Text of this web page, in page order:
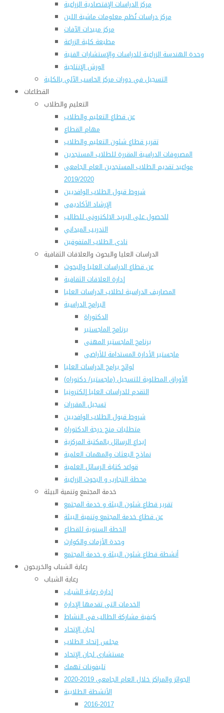
مركز الدراسات الإقتصادية الزراعية
مركز دراسات نُظم معلومات ماشية اللبن
مركز مبيدات الآفات
مطبعة كلية الزراعة
وحدة الهندسة الزراعية للدراسات والإستشارات الفنية
الورش الإنتاجية
التسجيل في دورات مركز الحاسب الآلي بالكلية
القطاعات
التعليم والطلاب
عن قطاع التعليم والطلاب
مهام القطاع
تقرير قطاع شئون التعليم والطلاب
المصروفات الدراسية المقررة للطلاب المستجدين
مواعيد تقديم الطلاب المستجدين العام الجامعى
2019/2020
شروط قبول الطلاب الوافديين
الإرشاد الأكاديمى
للحصول على البريد الالكترونى للطالب
التدريب الميداني
نادى الطلاب المتفوقين
الدراسات العليا والبحوث والعلاقات الثقافية
عن قطاع الدراسات العليا والبحوث
إدارة العلاقات الثقافية
المصاريف الدراسية لطلاب الدراسات العليا
البرامج الدراسية
الدكتوراة
برنامج الماجستير
برنامج الماجستير المهنى
ماجستير الأدارة المستدامة للأراضى
لوائح برامج الدراسات العليا
(الأوراق المطلوبة للتسجيل (ماجستير/ دكتوراه
التقدم للدراسات العليا إلكترونيا
تسجيل المقررات
شروط قبول الطلاب الوافديين
متطلبات منح درجة الدكتوراة
إيداع الرسائل بالمكتبة المركزية
نماذج البعثات والمهمات العلمية
قواعد كتابة الرسائل العلمية
محطة التجارب و البحوث الزراعية
خدمة المجتمع وتنمية البيئة
تقرير قطاع شئون البيئة و خدمة المجتمع
عن قطاع خدمة المجتمع وتنمية البيئة
الخطة السنوية للقطاع
وحدة الأزمات والكوارث
أنشطة قطاع شئون البيئة و خدمة المجتمع
رعاية الشباب والخريجون
رعاية الشباب
إدارة رعاية الشباب
الخدمات التى تقدمها الإدارة
كيفية مشاركة الطالب فى النشاط
لجان الإتحاد
مجلس إتحاد الطلاب
مستشارى لجان الإتحاد
تليفونات تهمك
الجوائز والمراكز خلال العام الجامعى 2019-2020
الأنشطة الطلابية
2016-2017